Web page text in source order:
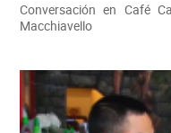
Conversación en Café
Macchiavello